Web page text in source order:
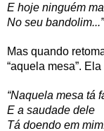
E hoje ninguém
No seu bandolim...”
Mas quando
“aquela mesa”.
“Naquela mesa tá
E a saudade dele
Tá doendo em